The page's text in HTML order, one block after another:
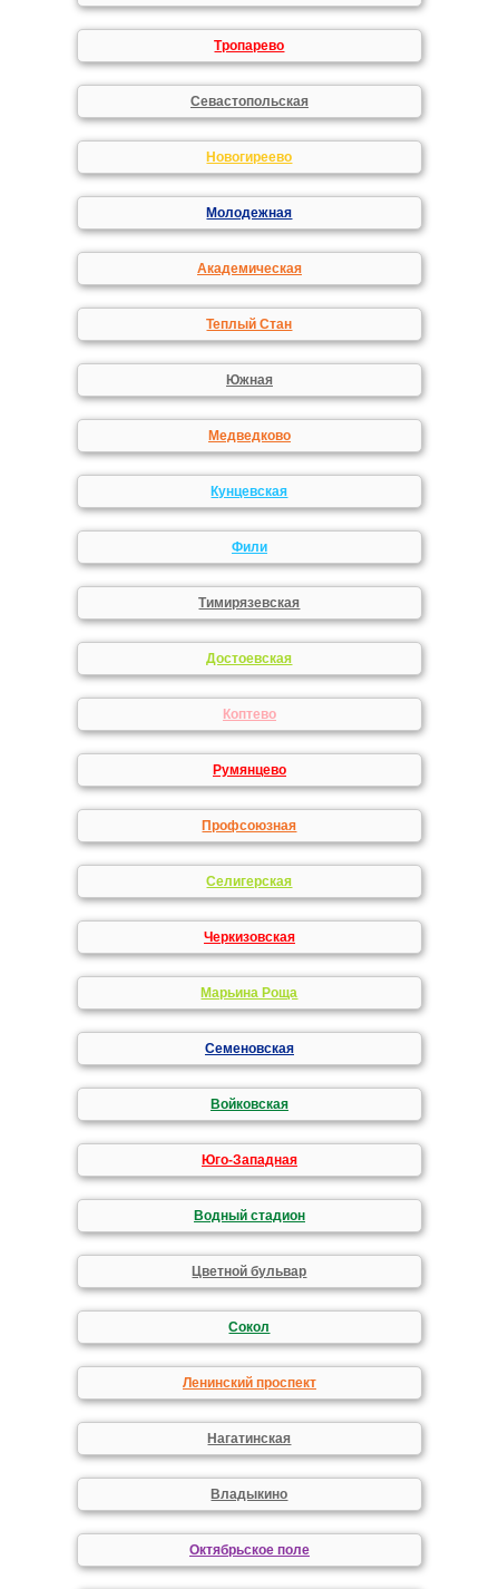
Тропарево
Севастопольская
Новогиреево
Молодежная
Академическая
Теплый Стан
Южная
Медведково
Кунцевская
Фили
Тимирязевская
Достоевская
Коптево
Румянцево
Профсоюзная
Селигерская
Черкизовская
Марьина Роща
Семеновская
Войковская
Юго-Западная
Водный стадион
Цветной бульвар
Сокол
Ленинский проспект
Нагатинская
Владыкино
Октябрьское поле